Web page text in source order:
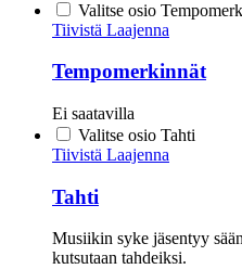
Valitse osio
Tiivistä Laajenna
Tempomerkinnät
Ei saatavilla
Valitse osio Tahti
Tiivistä Laajenna
Tahti
Musiikin syke jäsentyy
kutsutaan tahdeiksi.